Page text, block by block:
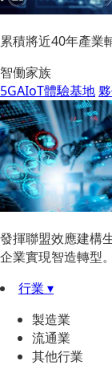
累積將近40年產業
智働家族
5GAIoT體驗基地
發揮聯盟效應建構
企業實現智造轉型。
行業 ▾
製造業
流通業
其他行業